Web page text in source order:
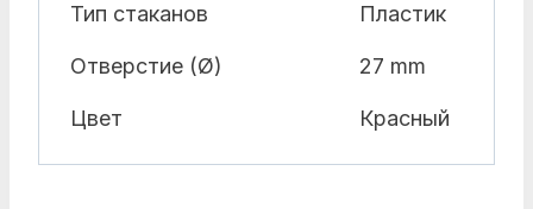
Тип стаканов Пластик
Отверстие (Ø) 27 mm
Цвет Красный